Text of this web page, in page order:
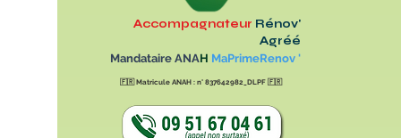
Accompagnateur Rénov'
Agréé
Mandataire ANAH MaPrimeRenov '
🇫🇷Matricule ANAH : n° 837642982_DLPF🇫🇷